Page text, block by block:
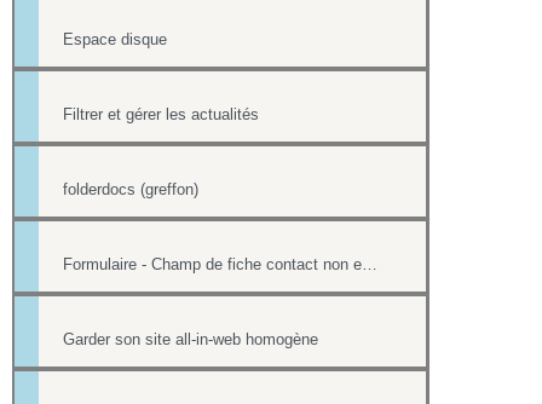
Espace disque
Filtrer et gérer les actualités
folderdocs (greffon)
Formulaire - Champ de fiche contact non editable
Garder son site all-in-web homogène